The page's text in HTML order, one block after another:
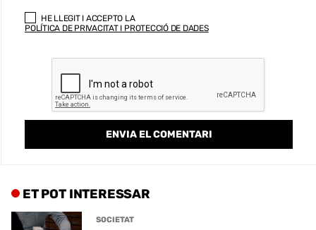
HE LLEGIT I ACCEPTO LA
POLÍTICA DE PRIVACITAT I PROTECCIÓ DE DADES
ET POT INTERESSAR
SOCIETAT